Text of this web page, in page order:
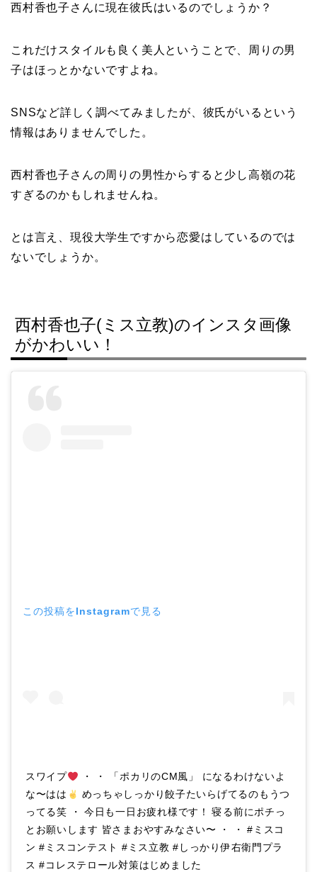
西村香也子さんに現在彼氏はいるのでしょうか？
これだけスタイルも良く美人ということで、周りの男
子はほっとかないですよね。
SNSなど詳しく調べてみましたが、彼氏がいるという
情報はありませんでした。
西村香也子さんの周りの男性からすると少し高嶺の花
すぎるのかもしれませんね。
とは言え、現役大学生ですから恋愛はしているのでは
ないでしょうか。
西村香也子(ミス立教)のインスタ画像
がかわいい！
この投稿をInstagramで見る
スワイプ
・ ・ 「ポカリのCM風」 になるわけないよ
な〜はは
めっちゃしっかり餃子たいらげてるのもうつ
ってる笑 ・ 今日も一日お疲れ様です！ 寝る前にポチっ
とお願いします 皆さまおやすみなさい〜 ・ ・ #ミスコ
ン #ミスコンテスト #ミス立教 #しっかり伊右衛門プラ
ス #コレステロール対策はじめました